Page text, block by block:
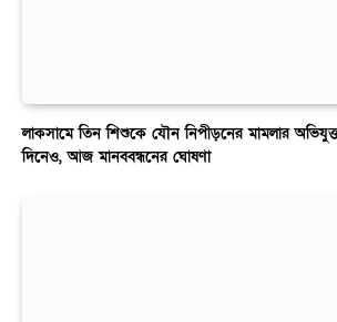
লাকসামে তিন শিশুকে যৌন নিপীড়নের মামলার অভিযুক্ত
দিনেও, আজ মানববন্ধনের ঘোষণা